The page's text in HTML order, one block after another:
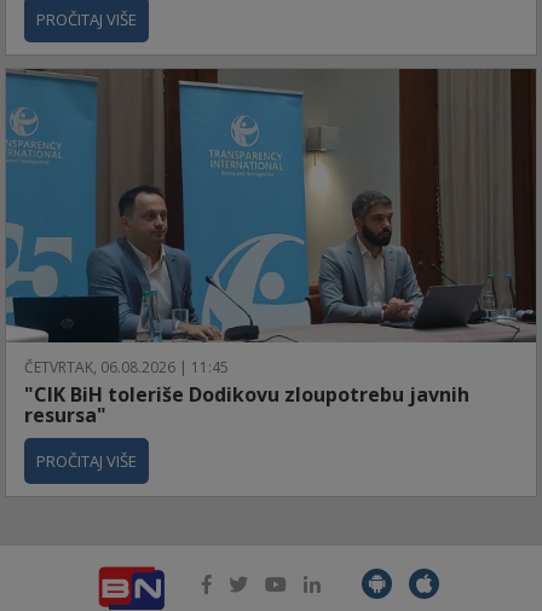
PROČITAJ VIŠE
ČETVRTAK, 06.08.2026 | 11:45
"CIK BiH toleriše Dodikovu zloupotrebu javnih
resursa"
PROČITAJ VIŠE